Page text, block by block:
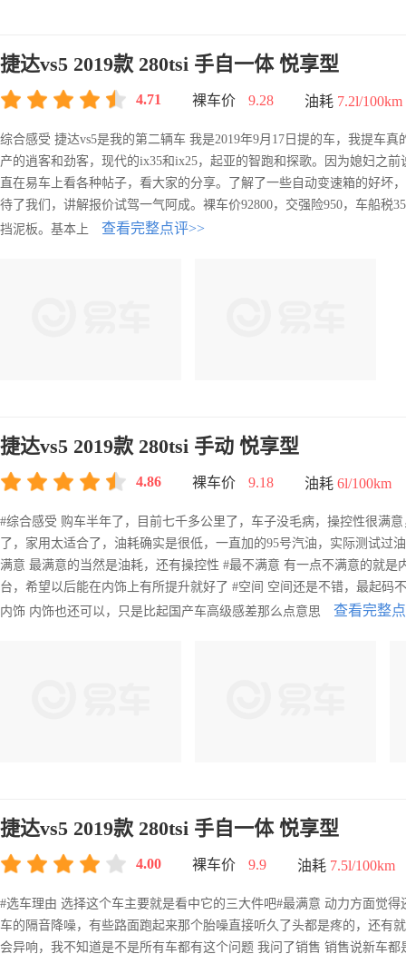
捷达vs5 2019款 280tsi 手自一体 悦享型
4.71 裸车价 9.28 油耗 7.2l/100km
综合感受 捷达vs5是我的第二辆车 我是2019年9月17日提的车，我提车
产的逍客和劲客，现代的ix35和ix25，起亚的智跑和探歌。因为媳妇之
直在易车上看各种帖子，看大家的分享。了解了一些自动变速箱的好坏
待了我们，讲解报价试驾一气阿成。裸车价92800，交强险950，车船税
挡泥板。基本上
查看完整点评>>
捷达vs5 2019款 280tsi 手动 悦享型
4.86 裸车价 9.18 油耗 6l/100km
#综合感受 购车半年了，目前七千多公里了，车子没毛病，操控性很满
了，家用太适合了，油耗确实是很低，一直加的95号汽油，实际测试
满意 最满意的当然是油耗，还有操控性 #最不满意 有一点不满意的就
台，希望以后能在内饰上有所提升就好了 #空间 空间还是不错，最起码
内饰 内饰也还可以，只是比起国产车高级感差那么点意思
查看完整
捷达vs5 2019款 280tsi 手自一体 悦享型
4.00 裸车价 9.9 油耗 7.5l/100km
#选车理由 选择这个车主要就是看中它的三大件吧#最满意 动力方面觉
车的隔音降噪，有些路面跑起来那个胎噪直接听久了头都是疼的，还有
会异响，我不知道是不是所有车都有这个问题 我问了销售 销售说新车